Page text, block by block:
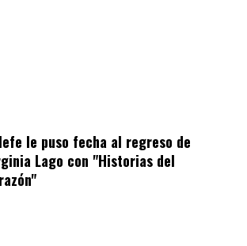
le puso fecha al regreso de
Lago con "Historias del